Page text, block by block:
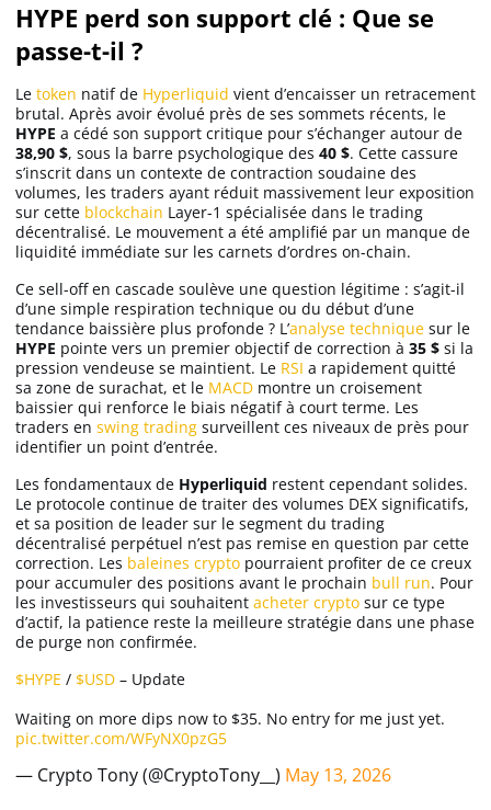
HYPE perd son support clé : Que se
passe-t-il ?
Le token natif de Hyperliquid vient d’encaisser un retracement
brutal. Après avoir évolué près de ses sommets récents, le
HYPE a cédé son support critique pour s’échanger autour de
38,90 $, sous la barre psychologique des 40 $. Cette cassure
s’inscrit dans un contexte de contraction soudaine des
volumes, les traders ayant réduit massivement leur exposition
sur cette blockchain Layer-1 spécialisée dans le trading
décentralisé. Le mouvement a été amplifié par un manque de
liquidité immédiate sur les carnets d’ordres on-chain.
Ce sell-off en cascade soulève une question légitime : s’agit-il
d’une simple respiration technique ou du début d’une
tendance baissière plus profonde ? L’analyse technique sur le
HYPE pointe vers un premier objectif de correction à 35 $ si la
pression vendeuse se maintient. Le RSI a rapidement quitté
sa zone de surachat, et le MACD montre un croisement
baissier qui renforce le biais négatif à court terme. Les
traders en swing trading surveillent ces niveaux de près pour
identifier un point d’entrée.
Les fondamentaux de Hyperliquid restent cependant solides.
Le protocole continue de traiter des volumes DEX significatifs,
et sa position de leader sur le segment du trading
décentralisé perpétuel n’est pas remise en question par cette
correction. Les baleines crypto pourraient profiter de ce creux
pour accumuler des positions avant le prochain bull run. Pour
les investisseurs qui souhaitent acheter crypto sur ce type
d’actif, la patience reste la meilleure stratégie dans une phase
de purge non confirmée.
$HYPE / $USD – Update
Waiting on more dips now to $35. No entry for me just yet.
pic.twitter.com/WFyNX0pzG5
— Crypto Tony (@CryptoTony__) May 13, 2026